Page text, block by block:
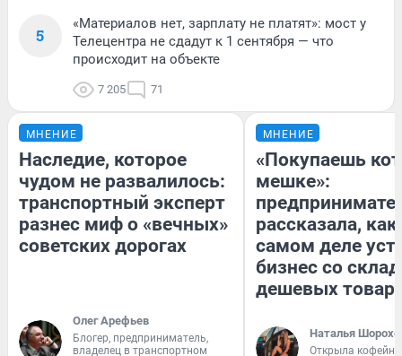
5
«Материалов нет, зарплату не платят»: мост у
Телецентра не сдадут к 1 сентября — что
происходит на объекте
7 205 71
МНЕНИЕ
Наследие, которое
чудом не развалилось:
транспортный эксперт
разнес миф о «вечных»
советских дорогах
Олег Арефьев
Блогер, предприниматель,
владелец в транспортном
МНЕНИЕ
«Покупаешь
мешке»:
рассказала, как
самом деле
бизнес со
дешевых
Наталья
Открыла